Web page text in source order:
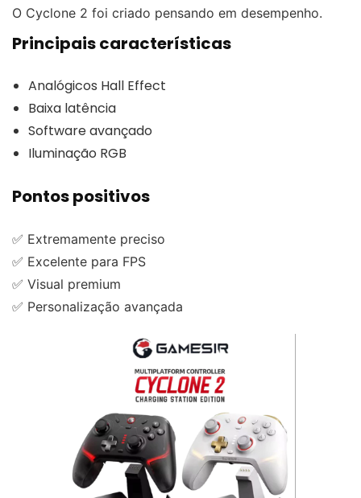
O Cyclone 2 foi criado pensando em desempenho.
Principais características
Analógicos Hall Effect
Baixa latência
Software avançado
Iluminação RGB
Pontos positivos
✅ Extremamente preciso
✅ Excelente para FPS
✅ Visual premium
✅ Personalização avançada